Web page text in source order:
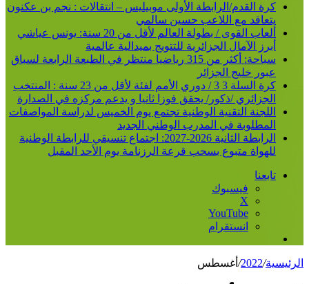
كرة القدم/الرابطة الأولى موبيليس – انتقالات : نجم بن عكنون
يتعاقد مع اللاعب حسين سالمي
ألعاب القوى / بطولة العالم لأقل من 20 سنة: يونس عياشي
أبرز الآمال الجزائرية للتتويج بميدالية عالمية
سباحة: أكثر من 315 رياضيا منتظر في الطبعة الرابعة لسباق
عبور خليج الجزائر
كرة السلة 3 3 / دوري الأمم لفئة لأقل من 23 سنة : المنتخب
الجزائري /ذكور/ يحقق فوزا ثانيا و يدعم مركزه في الصدارة
اللجنة التقنية الوطنية تجتمع يوم الخميس لدراسة المواصفات
المطلوبة في المدرب الوطني الجديد
الرابطة الثانية 2026-2027: اجتماع تنسيقي للرابطة الوطنية
للهواة متبوع بسحب قرعة الرزنامة يوم الأحد المقبل
تابعنا
فيسبوك
‫X
‫YouTube
انستقرام
جانبيالرئيسية/
2022
/ أغسطس